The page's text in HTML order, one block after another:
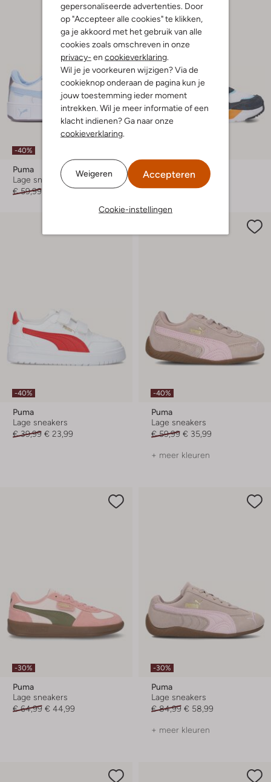
gepersonaliseerde advertenties. Door
op "Accepteer alle cookies" te klikken,
ga je akkoord met het gebruik van alle
cookies zoals omschreven in onze
privacy- en cookieverklaring
Wil je je voorkeuren wijzigen? Via de
cookieknop onderaan de pagina kun je
jouw toestemming ieder moment
intrekken. Wil je meer informatie of een
klacht indienen? Ga naar onze
cookieverklaring
Weigeren Accepteren
Cookie-instellingen
-40%
Puma
Lage sneakers
€ 59,99
€ 35,99
Lage sneakers
€ 59,99 € 35,99
-40%
Puma
Lage sneakers
€ 39,99 € 23,99
-40%
Puma
Lage sneakers
€ 59,99 € 35,99
+ meer kleuren
-30%
Puma
Lage sneakers
€ 64,99 € 44,99
-30%
Puma
Lage sneakers
€ 84,99 € 58,99
+ meer kleuren